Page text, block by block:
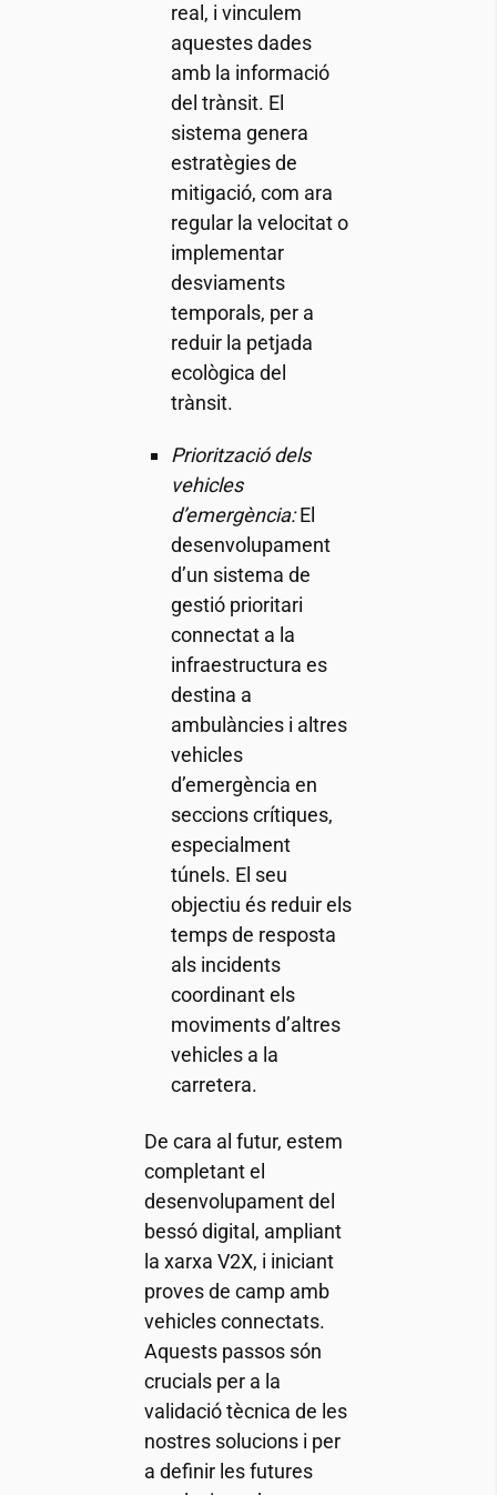
real, i vinculem
aquestes dades
amb la informació
del trànsit. El
sistema genera
estratègies de
mitigació, com ara
regular la velocitat o
implementar
desviaments
temporals, per a
reduir la petjada
ecològica del
trànsit.
Priorització dels
vehicles
d’emergència:El
desenvolupament
d’un sistema de
gestió prioritari
connectat a la
infraestructura es
destina a
ambulàncies i altres
vehicles
d’emergència en
seccions crítiques,
especialment
túnels. El seu
objectiu és reduir els
temps de resposta
als incidents
coordinant els
moviments d’altres
vehicles a la
carretera.
De cara al futur, estem
completant el
desenvolupament del
bessó digital, ampliant
la xarxa V2X, i iniciant
proves de camp amb
vehicles connectats.
Aquests passos són
crucials per a la
validació tècnica de les
nostres solucions i per
a definir les futures